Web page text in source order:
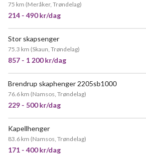
75 km (Meråker, Trøndelag)
214 - 490 kr/dag
Stor skapsenger
75.3 km (Skaun, Trøndelag)
857 - 1 200 kr/dag
Brendrup skaphenger 2205sb1000
76.6 km (Namsos, Trøndelag)
229 - 500 kr/dag
Kapellhenger
83.6 km (Namsos, Trøndelag)
171 - 400 kr/dag